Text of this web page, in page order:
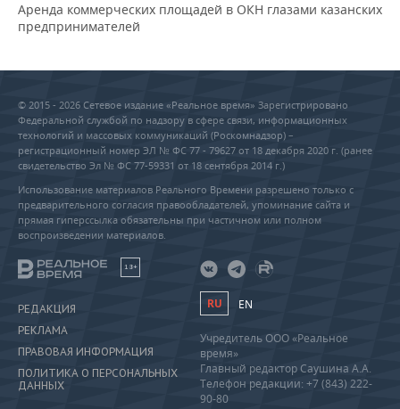
Аренда коммерческих площадей в ОКН глазами казанских
предпринимателей
© 2015 - 2026 Сетевое издание «Реальное время» Зарегистрировано
Федеральной службой по надзору в сфере связи, информационных
технологий и массовых коммуникаций (Роскомнадзор) –
регистрационный номер ЭЛ № ФС 77 - 79627 от 18 декабря 2020 г. (ранее
свидетельство Эл № ФС 77-59331 от 18 сентября 2014 г.)
Использование материалов Реального Времени разрешено только с
предварительного согласия правообладателей, упоминание сайта и
прямая гиперссылка обязательны при частичном или полном
воспроизведении материалов.
18+
РЕДАКЦИЯ
РЕКЛАМА
ПРАВОВАЯ ИНФОРМАЦИЯ
ПОЛИТИКА О ПЕРСОНАЛЬНЫХ
ДАННЫХ
RU EN
Учредитель ООО «Реальное
время»
Главный редактор Саушина А.А.
Телефон редакции: +7 (843) 222-
90-80